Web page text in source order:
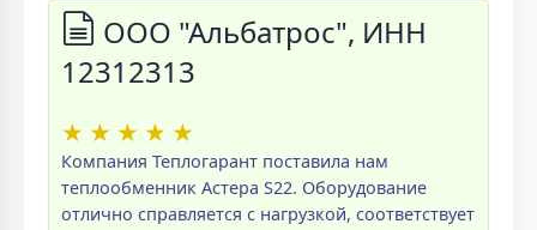
ООО "Альбатрос", ИНН
12312313
★ ★ ★ ★ ★
Компания Теплогарант поставила нам
теплообменник Астера S22. Оборудование
отлично справляется с нагрузкой, соответствует